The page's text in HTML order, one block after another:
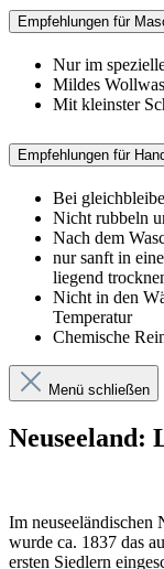
Empfehlungen für
Nur im
Mildes
Mit kleinster
Empfehlungen für
Bei
Nicht rubbeln
Nach dem
nur sanft in
liegend
Nicht in den
Temperatur
Chemische
Menü schließen
Neuseeland:
Im neuseeländischen
wurde ca. 1837 das
ersten Siedlern